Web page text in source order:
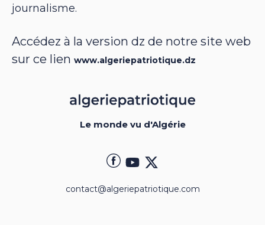
journalisme.
Accédez à la version dz de notre site web
sur ce lien www.algeriepatriotique.dz
Le monde vu d'Algérie
contact@algeriepatriotique.com